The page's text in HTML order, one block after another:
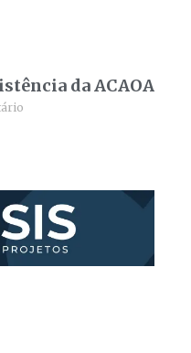
da ACAOA